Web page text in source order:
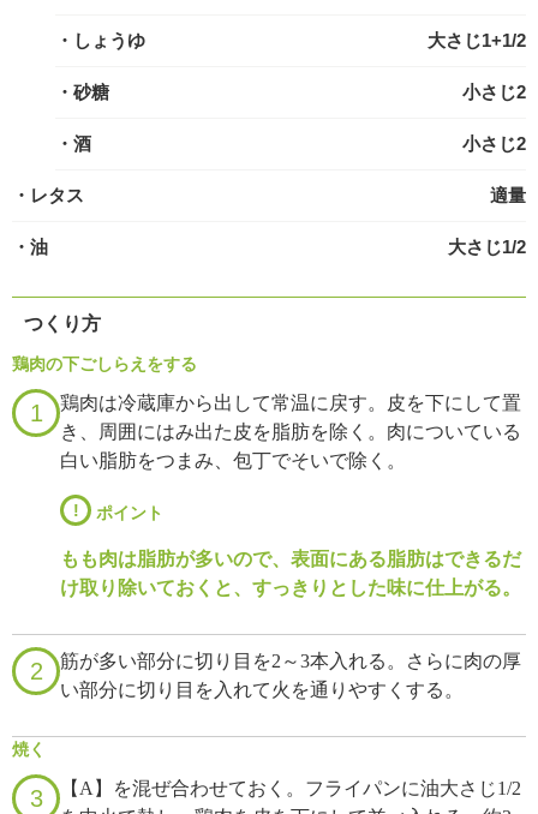
・しょうゆ 大さじ1+1/2
・砂糖 小さじ2
・酒 小さじ2
・レタス 適量
・油 大さじ1/2
つくり方
鶏肉の下ごしらえをする
1
鶏肉は冷蔵庫から出して常温に戻す。皮を下にして置
き、周囲にはみ出た皮を脂肪を除く。肉についている
白い脂肪をつまみ、包丁でそいで除く。
! ポイント
もも肉は脂肪が多いので、表面にある脂肪はできるだ
け取り除いておくと、すっきりとした味に仕上がる。
2
筋が多い部分に切り目を2～3本入れる。さらに肉の厚
い部分に切り目を入れて火を通りやすくする。
焼く
3
【A】を混ぜ合わせておく。フライパンに油大さじ1/2